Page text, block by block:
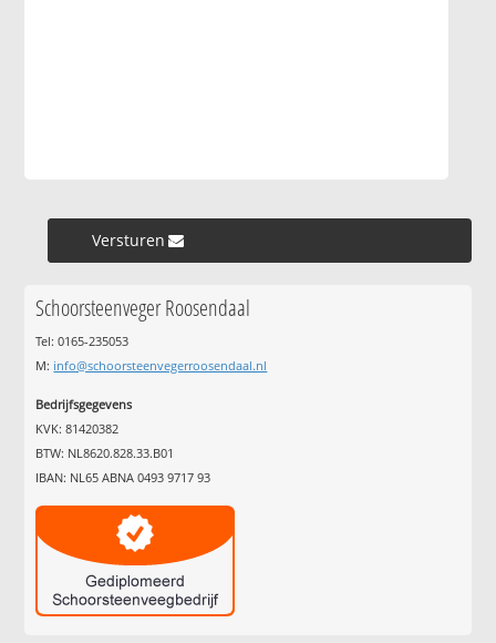
Versturen »
Schoorsteenveger Roosendaal
Tel: 0165-235053
M: info@schoorsteenvegerroosendaal.nl
Bedrijfsgegevens
KVK: 81420382
BTW: NL8620.828.33.B01
IBAN: NL65 ABNA 0493 9717 93